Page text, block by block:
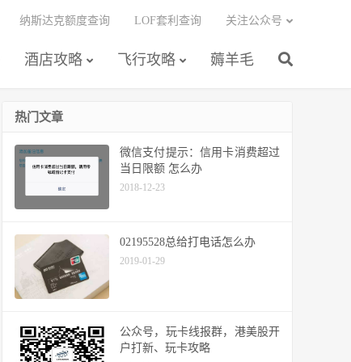
酒店攻略 飞行攻略 薅羊毛
纳斯达克额度查询 LOF套利查询 关注公众号
热门文章
微信支付提示：信用卡消费超过
当日限额 怎么办
2018-12-23
02195528总给打电话怎么办
2019-01-29
公众号，玩卡线报群，港美股开
户打新、玩卡攻略